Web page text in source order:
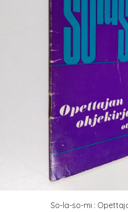
So-la-so-mi :